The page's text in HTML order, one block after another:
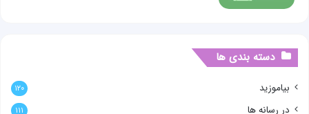
دسته بندی ها
بیاموزید ۱۲۰
در رسانه ها ۱۱۱